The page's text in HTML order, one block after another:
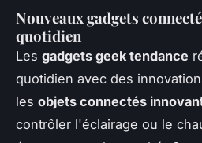
Nouveaux gadgets
quotidien
Les gadgets geek tendance
quotidien avec des
les objets connectés
contrôler l'éclairage ou le